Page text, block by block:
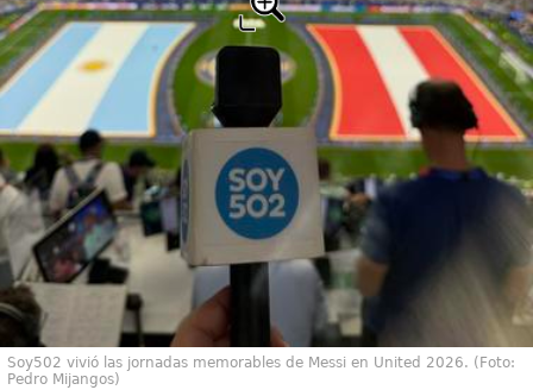
Soy502 vivió las jornadas memorables de Messi en United 2026. (Foto:
Pedro Mijangos)